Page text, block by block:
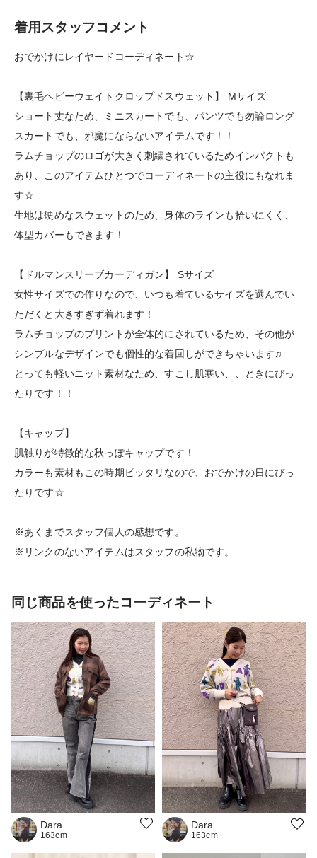
着用スタッフコメント
おでかけにレイヤードコーディネート☆
【裏毛ヘビーウェイトクロップドスウェット】 Mサイズ
ショート丈なため、ミニスカートでも、パンツでも勿論ロング
スカートでも、邪魔にならないアイテムです！！
ラムチョップのロゴが大きく刺繍されているためインパクトも
あり、このアイテムひとつでコーディネートの主役にもなれま
す☆
生地は硬めなスウェットのため、身体のラインも拾いにくく、
体型カバーもできます！
【ドルマンスリーブカーディガン】 Sサイズ
女性サイズでの作りなので、いつも着ているサイズを選んでい
ただくと大きすぎず着れます！
ラムチョップのプリントが全体的にされているため、その他が
シンプルなデザインでも個性的な着回しができちゃいます♫
とっても軽いニット素材なため、すこし肌寒い、、ときにぴっ
たりです！！
【キャップ】
肌触りが特徴的な秋っぽキャップです！
カラーも素材もこの時期ピッタリなので、おでかけの日にぴっ
たりです☆
※あくまでスタッフ個人の感想です。
※リンクのないアイテムはスタッフの私物です。
同じ商品を使ったコーディネート
Dara
163cm
Dara
163cm